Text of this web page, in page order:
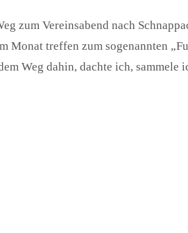
zum Vereinsabend nach
Monat treffen zum sogenannten
Weg dahin, dachte ich,